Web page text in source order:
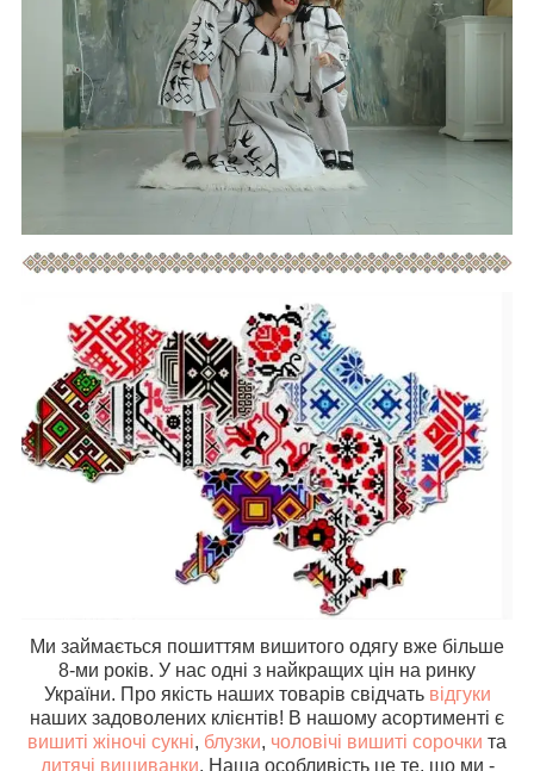
Ми займається пошиттям вишитого одягу вже більше
8-ми років. У нас одні з найкращих цін на ринку
України. Про якість наших товарів свідчать відгуки
наших задоволених клієнтів! В нашому асортименті є
вишиті жіночі сукні, блузки, чоловічі вишиті сорочки та
дитячі вишиванки. Наша особливість це те, що ми -